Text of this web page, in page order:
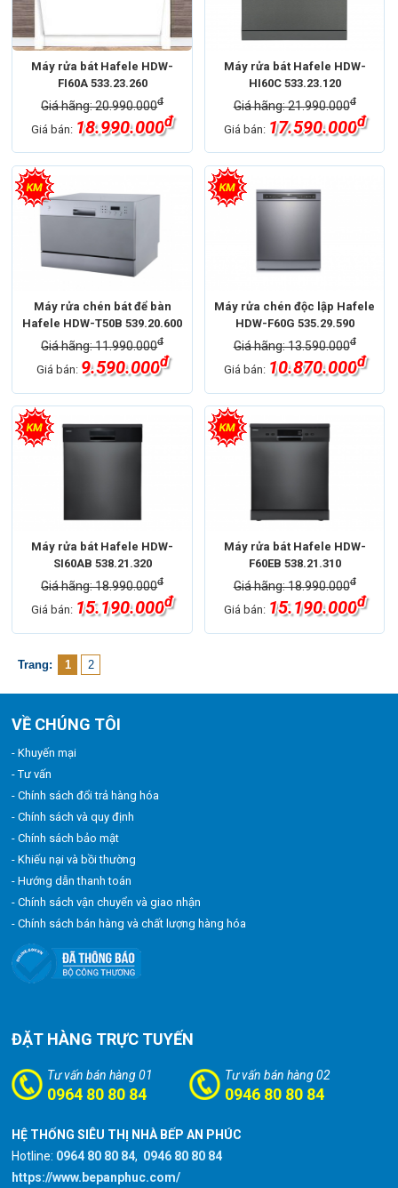
Máy rửa bát Hafele HDW-
FI60A 533.23.260
Giá hãng: 20.990.000đ
Giá bán: 18.990.000đ
Máy rửa bát Hafele HDW-
HI60C 533.23.120
Giá hãng: 21.990.000đ
Giá bán: 17.590.000đ
Máy rửa chén bát để bàn
Hafele HDW-T50B 539.20.600
Giá hãng: 11.990.000đ
Giá bán: 9.590.000đ
Máy rửa chén độc lập Hafele
HDW-F60G 535.29.590
Giá hãng: 13.590.000đ
Giá bán: 10.870.000đ
Máy rửa bát Hafele HDW-
SI60AB 538.21.320
Giá hãng: 18.990.000đ
Giá bán: 15.190.000đ
Máy rửa bát Hafele HDW-
F60EB 538.21.310
Giá hãng: 18.990.000đ
Giá bán: 15.190.000đ
Trang: 1 2
VỀ CHÚNG TÔI
- Khuyến mại
- Tư vấn
- Chính sách đổi trả hàng hóa
- Chính sách và quy định
- Chính sách bảo mật
- Khiếu nại và bồi thường
- Hướng dẫn thanh toán
- Chính sách vận chuyển và giao nhận
- Chính sách bán hàng và chất lượng hàng hóa
ĐẶT HÀNG TRỰC TUYẾN
Tư vấn bán hàng 01
0964 80 80 84
Tư vấn bán hàng 02
0946 80 80 84
HỆ THỐNG SIÊU THỊ NHÀ BẾP AN PHÚC
Hotline: 0964 80 80 84, 0946 80 80 84
https://www.bepanphuc.com/